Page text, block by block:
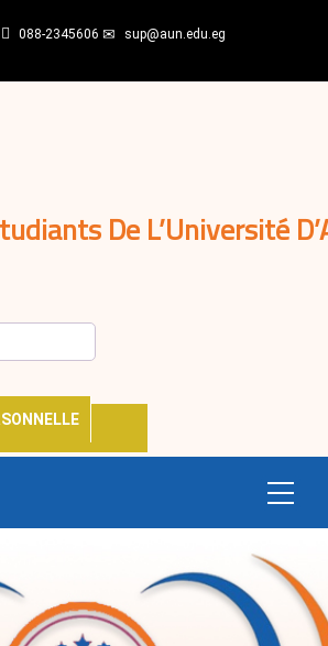
088-2345606 sup@aun.edu.eg
De L’Université